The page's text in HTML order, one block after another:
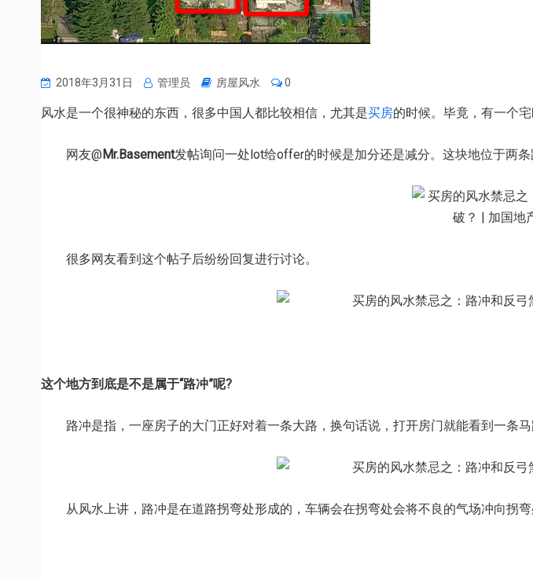
2018年3月31日 管理员 房屋风水 0
风水是一个很神秘的东西，很多中国人都比较相信，尤其是买房的时候。毕竟，有一个
网友@ Mr.Basement发帖询问一处lot给offer的时候是加分还是减分。这块地位于两
很多网友看到这个帖子后纷纷回复进行讨论。
这个地方到底是不是属于“路冲”呢?
路冲是指，一座房子的大门正好对着一条大路，换句话说，打开房门就能看到一条马
从风水上讲，路冲是在道路拐弯处形成的，车辆会在拐弯处会将不良的气场冲向拐弯